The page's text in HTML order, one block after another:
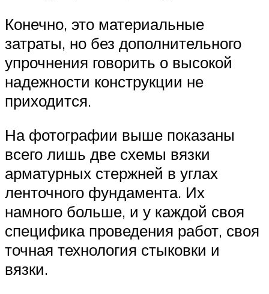
Конечно, это материальные
затраты, но без дополнительного
упрочнения говорить о высокой
надежности конструкции не
приходится.
На фотографии выше показаны
всего лишь две схемы вязки
арматурных стержней в углах
ленточного фундамента. Их
намного больше, и у каждой своя
специфика проведения работ, своя
точная технология стыковки и
вязки.